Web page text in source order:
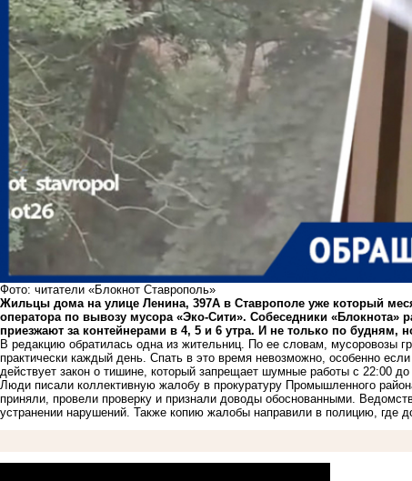
Фото: читатели «Блокнот Ставрополь»
Жильцы дома на улице Ленина, 397А в Ставрополе уже который
оператора по вывозу мусора «Эко-Сити». Собеседники «Блокнота»
приезжают за контейнерами в 4, 5 и 6 утра. И не только по будням,
В редакцию обратилась одна из жительниц. По ее словам, мусоровозы
практически каждый день. Спать в это время невозможно, особенно
действует закон о тишине, который запрещает шумные работы с 22:00
Люди писали коллективную жалобу в прокуратуру Промышленного
приняли, провели проверку и признали доводы обоснованными.
устранении нарушений. Также копию жалобы направили в полицию, где